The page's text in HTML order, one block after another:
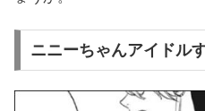
ニニーちゃんアイドル